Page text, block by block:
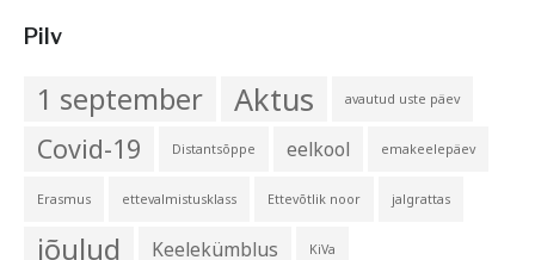
Pilv
1 september Aktus avautud uste päev
Covid-19 Distantsõppe eelkool emakeelepäev
Erasmus ettevalmistusklass Ettevõtlik noor jalgrattas
jõulud Keelekümblus KiVa